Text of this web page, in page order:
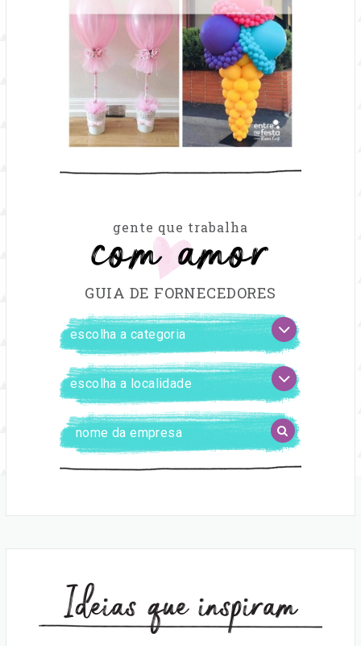
gente que trabalha
com amor
GUIA DE FORNECEDORES
FILTRAR
FORNECEDORES
escolha
a
categoria
escolha
a
localidade
Digite
o
BUSCAR
Ideias que inspiram